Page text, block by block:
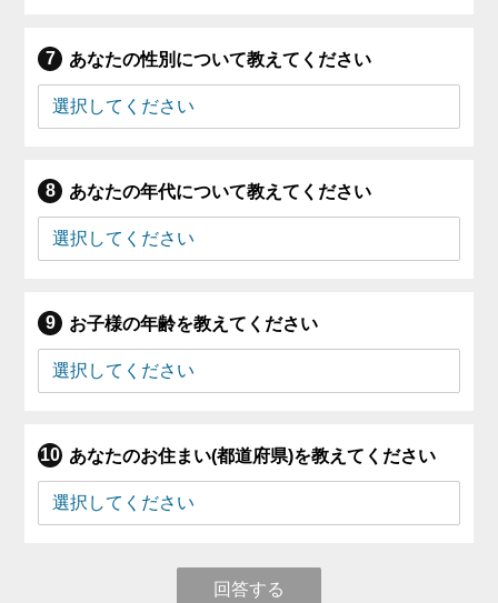
あなたの性別について教えてください
あなたの年代について教えてください
お子様の年齢を教えてください
あなたのお住まい(都道府県)を教えてください
回答する